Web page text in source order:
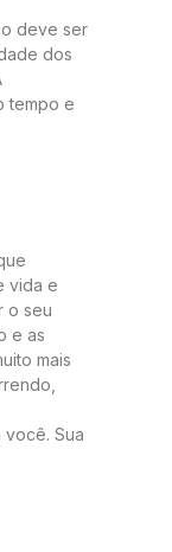
deve ser
dos
tempo e
vida e
o seu
e as
mais
Sua